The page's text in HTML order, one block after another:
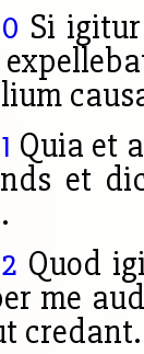
Si
Quia et
et
Quod
me